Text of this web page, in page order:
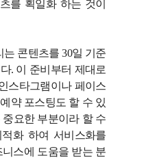
를 획일화 하는 것이
콘텐츠를 30일 기준
. 이 준비부터 제대로
스타그램이나 페이스
약 포스팅도 할 수 있
요한 부분이라 할 수
화 하여 서비스화를
스에 도움을 받는 분